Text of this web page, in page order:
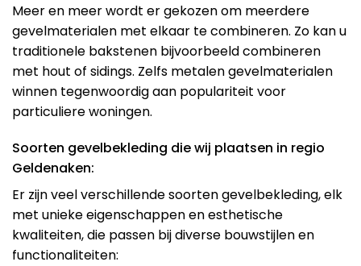
Meer en meer wordt er gekozen om meerdere
gevelmaterialen met elkaar te combineren. Zo kan u
traditionele bakstenen bijvoorbeeld combineren
met hout of sidings. Zelfs metalen gevelmaterialen
winnen tegenwoordig aan populariteit voor
particuliere woningen.
Soorten gevelbekleding die wij plaatsen in regio
Geldenaken:
Er zijn veel verschillende soorten gevelbekleding, elk
met unieke eigenschappen en esthetische
kwaliteiten, die passen bij diverse bouwstijlen en
functionaliteiten: